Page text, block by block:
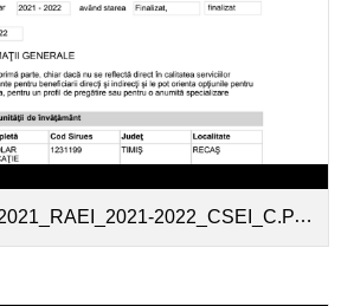
2022_CSEI_C.PAUNESCU_RECAS.pdf